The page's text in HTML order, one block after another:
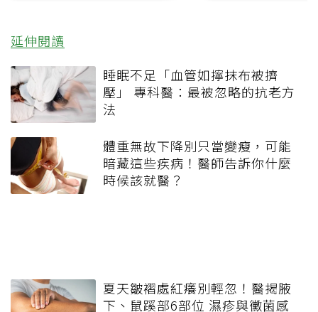
延伸閱讀
睡眠不足「血管如擰抹布被擠
壓」 專科醫：最被忽略的抗老方
法
體重無故下降別只當變瘦，可能
暗藏這些疾病！醫師告訴你什麼
時候該就醫？
夏天皺褶處紅癢別輕忽！醫揭腋
下、鼠蹊部6部位 濕疹與黴菌感